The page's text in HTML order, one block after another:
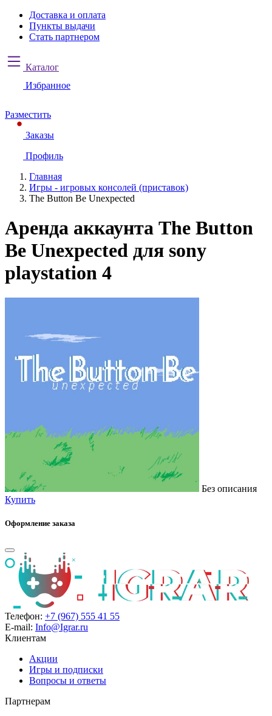
Доставка и оплата
Пункты выдачи
Стать партнером
Каталог
Избранное
Разместить
Заказы
Профиль
Главная
Игры - игровых консолей (приставок)
The Button Be Unexpected
Аренда аккаунта The Button
Be Unexpected для sony
playstation 4
Без описания
Купить
Оформление заказа
Телефон: +7 (967) 555 41 55
E-mail: Info@Igrar.ru
Клиентам
Акции
Игры и подписки
Вопросы и ответы
Партнерам